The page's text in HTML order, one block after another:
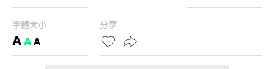
字體大小
AAA
分享